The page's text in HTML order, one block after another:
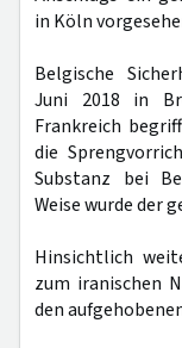
in Köln
Belgische
Juni 2018 in
Frankreich
die
Substanz bei
Weise wurde der
Hinsichtlich
zum iranischen
den